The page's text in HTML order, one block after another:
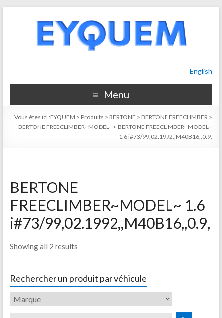
English
Menu
Vous êtes ici :EYQUEM > Produits > BERTONE > BERTONE FREECLIMBER >
BERTONE FREECLIMBER~MODEL~ > BERTONE FREECLIMBER~MODEL~
1.6 i#73/99,02.1992,,M40B16,,0.9,
BERTONE
FREECLIMBER~MODEL~ 1.6
i#73/99,02.1992,,M40B16,,0.9,
Showing all 2 results
Rechercher un produit par véhicule